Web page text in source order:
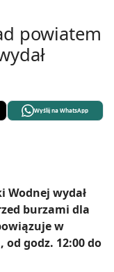
powiatem
Wyślij na WhatsApp
wydał
burzami dla
w
od godz. 12:00 do